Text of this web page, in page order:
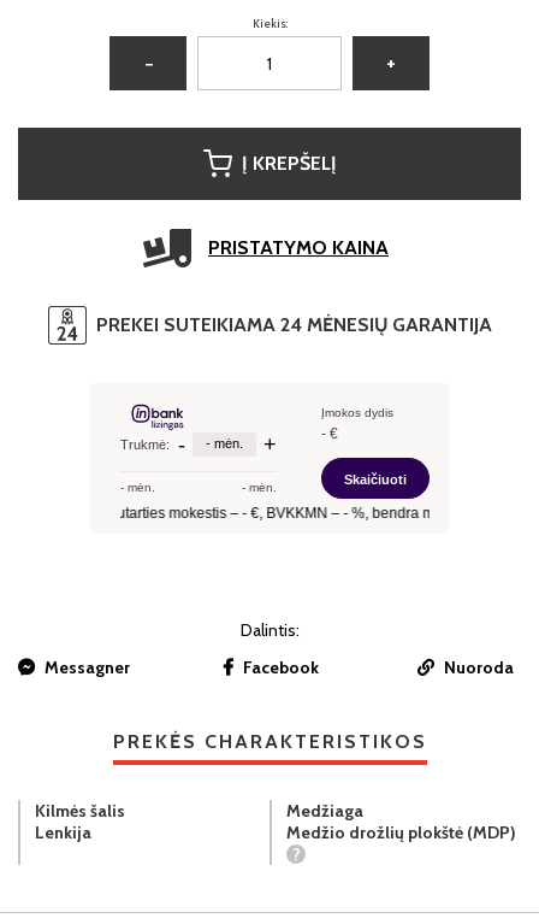
Kiekis:
− +
Į KREPŠELĮ
PRISTATYMO KAINA
PREKEI SUTEIKIAMA 24 MĖNESIŲ GARANTIJA
Dalintis:
Messagner
Facebook Nuoroda
PREKĖS CHARAKTERISTIKOS
Kilmės šalis
Lenkija
Medžiaga
Medžio drožlių plokštė (MDP)
?